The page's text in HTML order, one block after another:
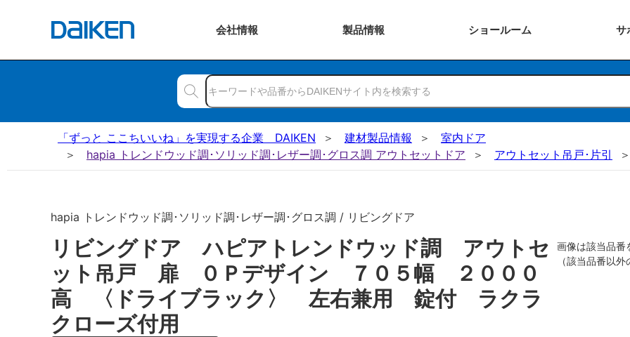
会社情報 製品情報 ショールーム サ
「ずっと ここちいいね」を実現する企業 DAIKEN 建材製品情報
室内ドア
hapia トレンドウッド調･ソリッド調･レザー調･グロス調 アウトセットドア
アウトセット吊戸･片引
hapia トレンドウッド調･ソリッド調･レザー調･グロス調 / リビングドア
リビングドア ハピアトレンドウッド調 アウトセ
ット吊戸 扉 ０Ｐデザイン ７０５幅 ２０００
高 〈ドライブラック〉 左右兼用 錠付 ラクラ
クローズ付用
画像は該当品番
（該当品番以